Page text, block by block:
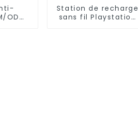
ODM
Station de recharge
sans fil Playstation